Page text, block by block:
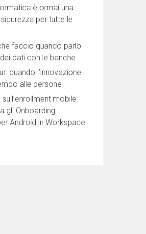
è ormai una
per tutte le
faccio quando parlo
dati con le banche
quando l’innovazione
alle persone
mobile:
gli Onboarding
Android in Workspace